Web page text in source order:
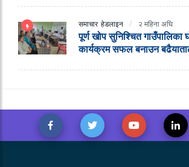
समाचार हेडलाइन २ महिना अघि
पूर्ण खोप सुनिश्चित गाउँपालिका
कार्यक्रम सफल बनाउन